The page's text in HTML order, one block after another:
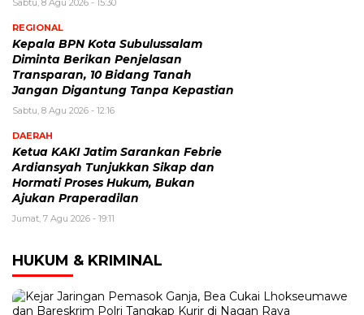
Sabtu, 8 Agu 2026 - 15:30
REGIONAL
Kepala BPN Kota Subulussalam
Diminta Berikan Penjelasan
Transparan, 10 Bidang Tanah
Jangan Digantung Tanpa Kepastian
Sabtu, 8 Agu 2026 - 12:16
DAERAH
Ketua KAKI Jatim Sarankan Febrie
Ardiansyah Tunjukkan Sikap dan
Hormati Proses Hukum, Bukan
Ajukan Praperadilan
Jumat, 7 Agu 2026 - 19:11
HUKUM & KRIMINAL